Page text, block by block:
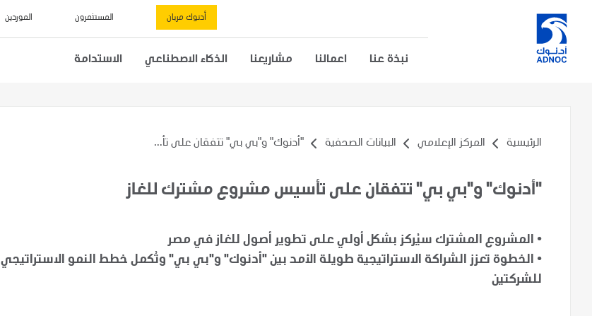
أدنوك مربان المستثمرون الموردين
نبذة عنا اعمالنا مشاريعنا الذكاء الاصطناعي الاستدامة
الرئيسية المركز الإعلامي البيانات الصحفية "أدنوك" و"بي بي" تتفقان على تأ...
"أدنوك" و"بي بي" تتفقان على تأسيس مشروع مشترك للغاز
• المشروع المشترك سيُركز بشكل أولي على تطوير أصول للغاز في مصر
• الخطوة تعزز الشراكة الاستراتيجية طويلة الأمد بين "أدنوك" و"بي بي" وتُكمل خطط النمو الاستراتيجي
للشركتين